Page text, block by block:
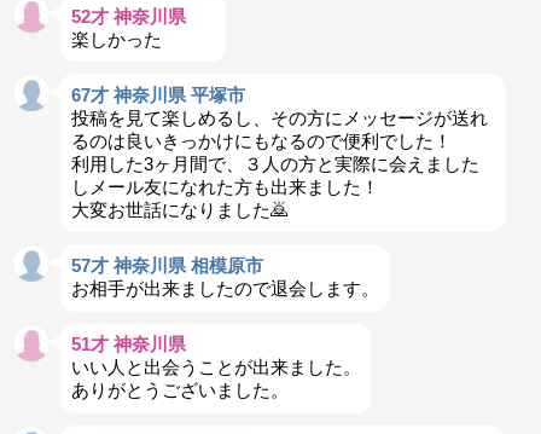
52才 神奈川県
楽しかった
67才 神奈川県 平塚市
投稿を見て楽しめるし、その方にメッセージが送れ
るのは良いきっかけにもなるので便利でした！
利用した3ヶ月間で、３人の方と実際に会えました
しメール友になれた方も出来ました！
大変お世話になりました🙇
57才 神奈川県 相模原市
お相手が出来ましたので退会します。
51才 神奈川県
いい人と出会うことが出来ました。
ありがとうございました。